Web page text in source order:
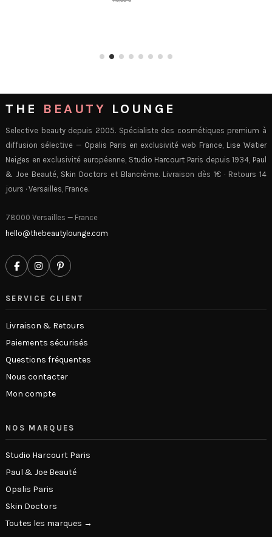
THE BEAUTY LOUNGE
Selective beauty depuis 2005. Spécialiste des cosmétiques premium à
diffusion sélective — Opalis Paris en exclusivité web France, Lise Watier
Neiges en exclusivité européenne, Studio Harcourt Paris depuis 1934, Paul
& Joe Beauté, Skin Doctors et Blancrème. Livraison dès 1€ · Retours 14
jours · Versailles, France.
78000 Versailles — France
hello@thebeautylounge.com
SERVICE CLIENT
Livraison & Retours
Paiements sécurisés
Questions fréquentes
Nous contacter
Mon compte
NOS MARQUES
Studio Harcourt Paris
Paul & Joe Beauté
Opalis Paris
Skin Doctors
Toutes les marques →